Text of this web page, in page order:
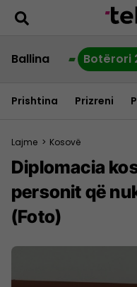
Ballina Botërori
Prishtina Prizreni
Lajme > Kosovë
Diplomacia
personit që
(Foto)